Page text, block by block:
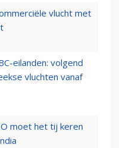
vlucht met
eilanden: volgend
vluchten vanaf
moet het tij keren